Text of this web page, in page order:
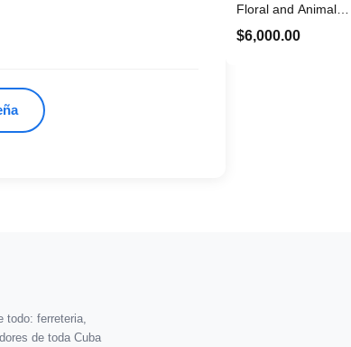
Floral and Animal
Print Talla M
$6,000.00
todo: ferreteria,
de toda Cuba